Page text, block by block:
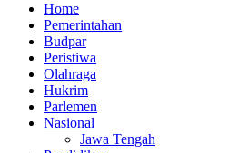
Home
Pemerintahan
Budpar
Peristiwa
Olahraga
Hukrim
Parlemen
Nasional
Jawa Tengah